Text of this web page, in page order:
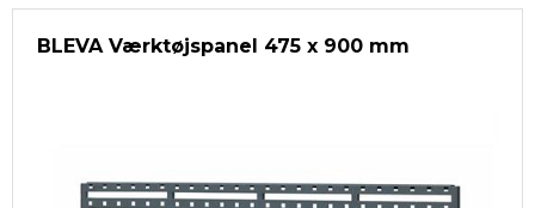
BLEVA Værktøjspanel 475 x 900 mm